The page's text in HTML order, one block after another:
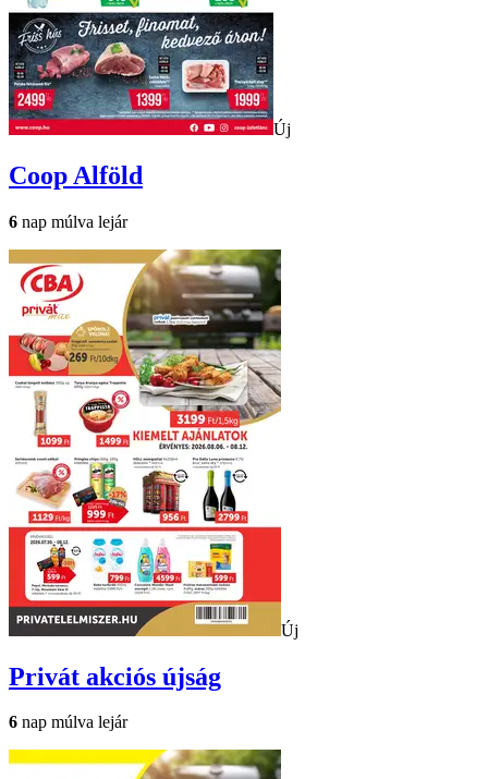
Új
Coop Alföld
6 nap múlva lejár
Új
Privát akciós újság
6 nap múlva lejár